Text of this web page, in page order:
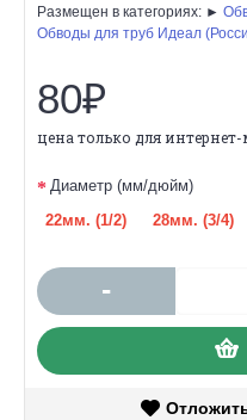
Размещен в категориях: ►
Обводы для труб Идеал
80₽
цена только для
Диаметр (мм/дюйм)
22мм. (1/2)
28мм. (3/4)
-